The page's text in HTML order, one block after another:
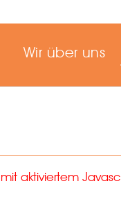
Wir über uns
aktiviertem